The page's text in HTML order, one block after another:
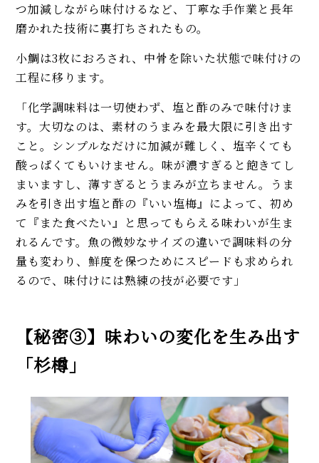
つ加減しながら味付けるなど、丁寧な手作業と長年
磨かれた技術に裏打ちされたもの。
小鯛は3枚におろされ、中骨を除いた状態で味付けの
工程に移ります。
「化学調味料は一切使わず、塩と酢のみで味付けま
す。大切なのは、素材のうまみを最大限に引き出す
こと。シンプルなだけに加減が難しく、塩辛くても
酸っぱくてもいけません。味が濃すぎると飽きてし
まいますし、薄すぎるとうまみが立ちません。うま
みを引き出す塩と酢の『いい塩梅』によって、初め
て『また食べたい』と思ってもらえる味わいが生ま
れるんです。魚の微妙なサイズの違いで調味料の分
量も変わり、鮮度を保つためにスピードも求められ
るので、味付けには熟練の技が必要です」
【秘密③】味わいの変化を生み出す
「杉樽」